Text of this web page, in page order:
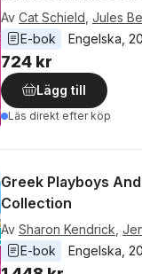
Av Cat Schield Jules
E-bok
Engelska
724 kr
Lägg till
Läs direkt efter köp
Greek Playboys
Collection
Av Sharon Kendrick
E-bok
Engelska